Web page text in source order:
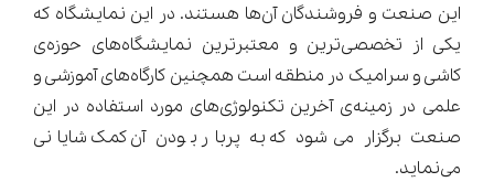
این صنعت و فروشندگان آن‌ها هستند. در این نمایشگاه که
یکی از تخصصی‌ترین و معتبرترین نمایشگاه‌های حوزه‌ی
کاشی و سرامیک در منطقه است همچنین کارگاه‌های آموزشی و
علمی در زمینه‌ی آخرین تکنولوژی‌های مورد استفاده در این
صنعت برگزار می‌شود که به پربار بودن آن کمک شایانی
می‌نماید.